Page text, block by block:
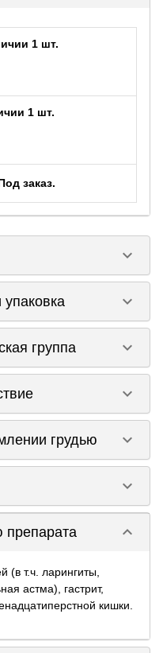
1 шт.
1 шт.
заказ.
keyboard_arrow_down
keyboard_arrow_down
группа keyboard_arrow_down
keyboard_arrow_down
грудью keyboard_arrow_down
keyboard_arrow_down
препарата keyboard_arrow_down
(в т.ч. ларингиты,
астма), гастрит,
кишки.